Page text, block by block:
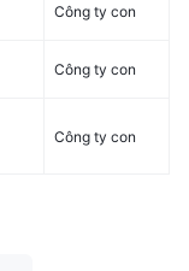
Công ty con
Công ty con
Công ty con